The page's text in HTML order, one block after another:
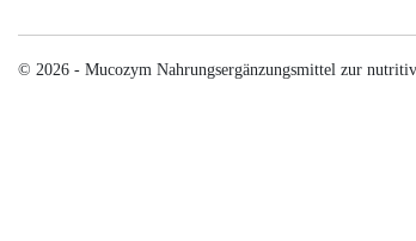
© 2026 - Mucozym Nahrungsergänzungsmittel zur